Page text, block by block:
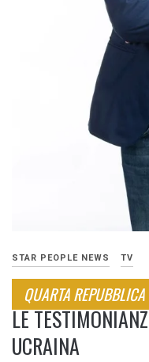
STAR PEOPLE NEWS TV
QUARTA REPUBBLICA
LE
UCRAINA